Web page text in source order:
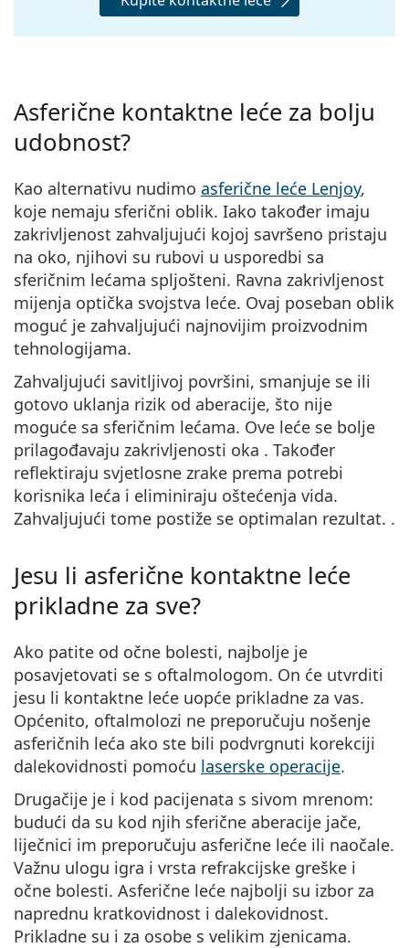
Asferične kontaktne leće za bolju
udobnost?
Kao alternativu nudimo asferične leće Lenjoy,
koje nemaju sferični oblik. Iako također imaju
zakrivljenost zahvaljujući kojoj savršeno pristaju
na oko, njihovi su rubovi u usporedbi sa
sferičnim lećama spljošteni. Ravna zakrivljenost
mijenja optička svojstva leće. Ovaj poseban oblik
moguć je zahvaljujući najnovijim proizvodnim
tehnologijama.
Zahvaljujući savitljivoj površini, smanjuje se ili
gotovo uklanja rizik od aberacije, što nije
moguće sa sferičnim lećama. Ove leće se bolje
prilagođavaju zakrivljenosti oka . Također
reflektiraju svjetlosne zrake prema potrebi
korisnika leća i eliminiraju oštećenja vida.
Zahvaljujući tome postiže se optimalan rezultat. .
Jesu li asferične kontaktne leće
prikladne za sve?
Ako patite od očne bolesti, najbolje je
posavjetovati se s oftalmologom. On će utvrditi
jesu li kontaktne leće uopće prikladne za vas.
Općenito, oftalmolozi ne preporučuju nošenje
asferičnih leća ako ste bili podvrgnuti korekciji
dalekovidnosti pomoću laserske operacije.
Drugačije je i kod pacijenata s sivom mrenom:
budući da su kod njih sferične aberacije jače,
liječnici im preporučuju asferične leće ili naočale.
Važnu ulogu igra i vrsta refrakcijske greške i
očne bolesti. Asferične leće najbolji su izbor za
naprednu kratkovidnost i dalekovidnost.
Prikladne su i za osobe s velikim zjenicama.